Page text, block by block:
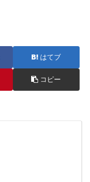
はてブ
コピー